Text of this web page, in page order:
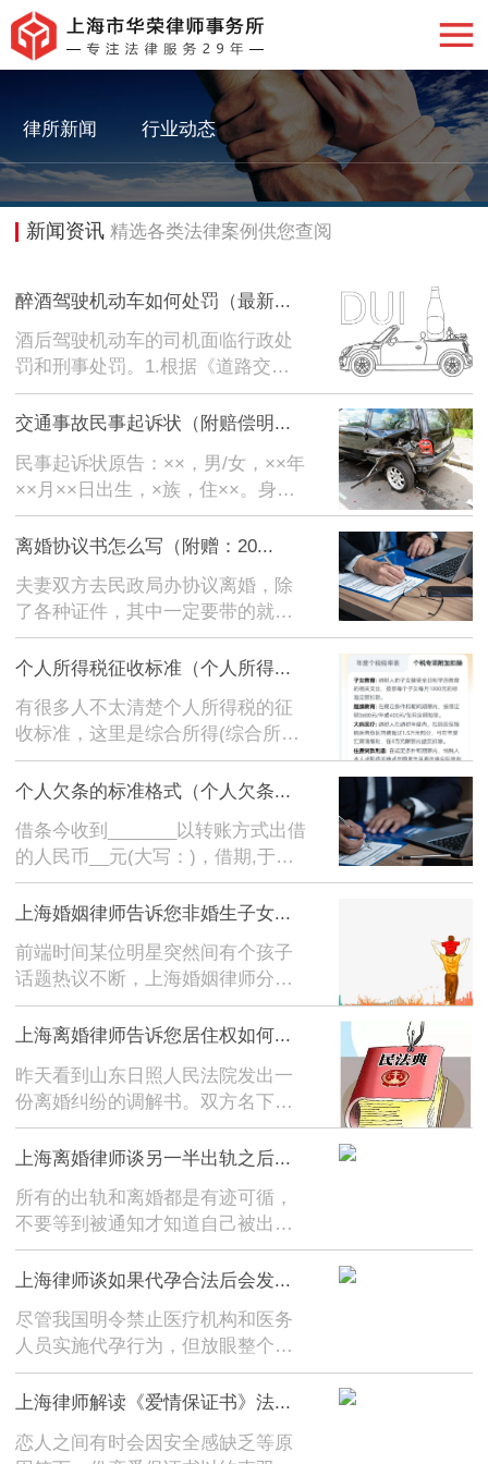
新闻资讯
律所新闻 行业动态
新闻资讯 精选各类法律案例供您查阅
醉酒驾驶机动车如何处罚（最新...
酒后驾驶机动车的司机面临行政处
罚和刑事处罚。1.根据《道路交通
安全法》第九十一条的规定，行政
处罚包括三种情形：1.酒后驾驶非
理部门限制，吊销机动车驾驶证，
依法追究刑事责任...
交通事故民事起诉状（附赔偿明...
民事起诉状原告：××，男/女，××年
××月××日出生，×族，住××。身份
证号：××，联系方式：××。被告：
××，男/女，××年××月××日出生，×
离婚协议书怎么写（附赠：20...
夫妻双方去民政局办协议离婚，除
了各种证件，其中一定要带的就是
离婚协议书。很多朋友感到迷茫，
不知道离婚协议书怎么写，担心自
那么，一份完整的离婚协议书要怎
么写呢?一、写明双方...
个人所得税征收标准（个人所得...
有很多人不太清楚个人所得税的征
收标准，这里是综合所得(综合所得
具体包括工资薪金所得、劳务报酬
所得、稿酬所得、特许权使用费所
考!
个人欠条的标准格式（个人欠条...
借条今收到_______以转账方式出借
的人民币__元(大写：)，借期,于每
月月底支付利息元，到期归还本
金。逾期未还，则按当期一年期贷
期利息。如借款人逾期偿还借款，
出...
上海婚姻律师告诉您非婚生子女...
前端时间某位明星突然间有个孩子
话题热议不断，上海婚姻律师分享
《民法典婚姻家庭编》规定，非婚
生子女与婚生子女具有同样的法律
户口、入学、享受医保服务以及未
直接抚养人支付抚养费...
上海离婚律师告诉您居住权如何...
昨天看到山东日照人民法院发出一
份离婚纠纷的调解书。双方名下有
三套房，男方急于求得自由，愿意
净身出户，放弃全部财产。但男方
是日照法院做出了第一份居住权的
调解书。确定，三套房...
上海离婚律师谈另一半出轨之后...
所有的出轨和离婚都是有迹可循，
不要等到被通知才知道自己被出
轨。在出轨这件事儿上，我曾经遇
到过形形色色的当事人。【误解1】
怎么才能让他净身出户？这个时
候，我一般反问：是哪条...
上海律师谈如果代孕合法后会发...
尽管我国明令禁止医疗机构和医务
人员实施代孕行为，但放眼整个世
界，代孕行为合法化的国家并不是
个例。凤凰网曾经报道，乌克兰即
孕价格低廉被称为“国际代孕中心”。
上海律师解读《爱情保证书》法...
恋人之间有时会因安全感缺乏等原